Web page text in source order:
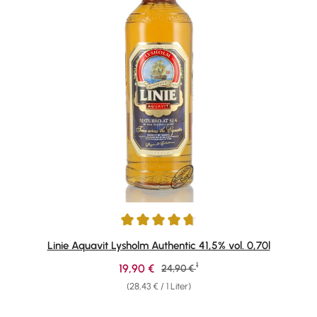
Durchschnittliche Bewertung von 4.75 von 5 Sternen
Linie Aquavit Lysholm Authentic 41,5% vol. 0,70l
(28,43 € / 1 Liter)
Verkaufspreis:
19,90 € Regulärer Preis:
24,90 € 1